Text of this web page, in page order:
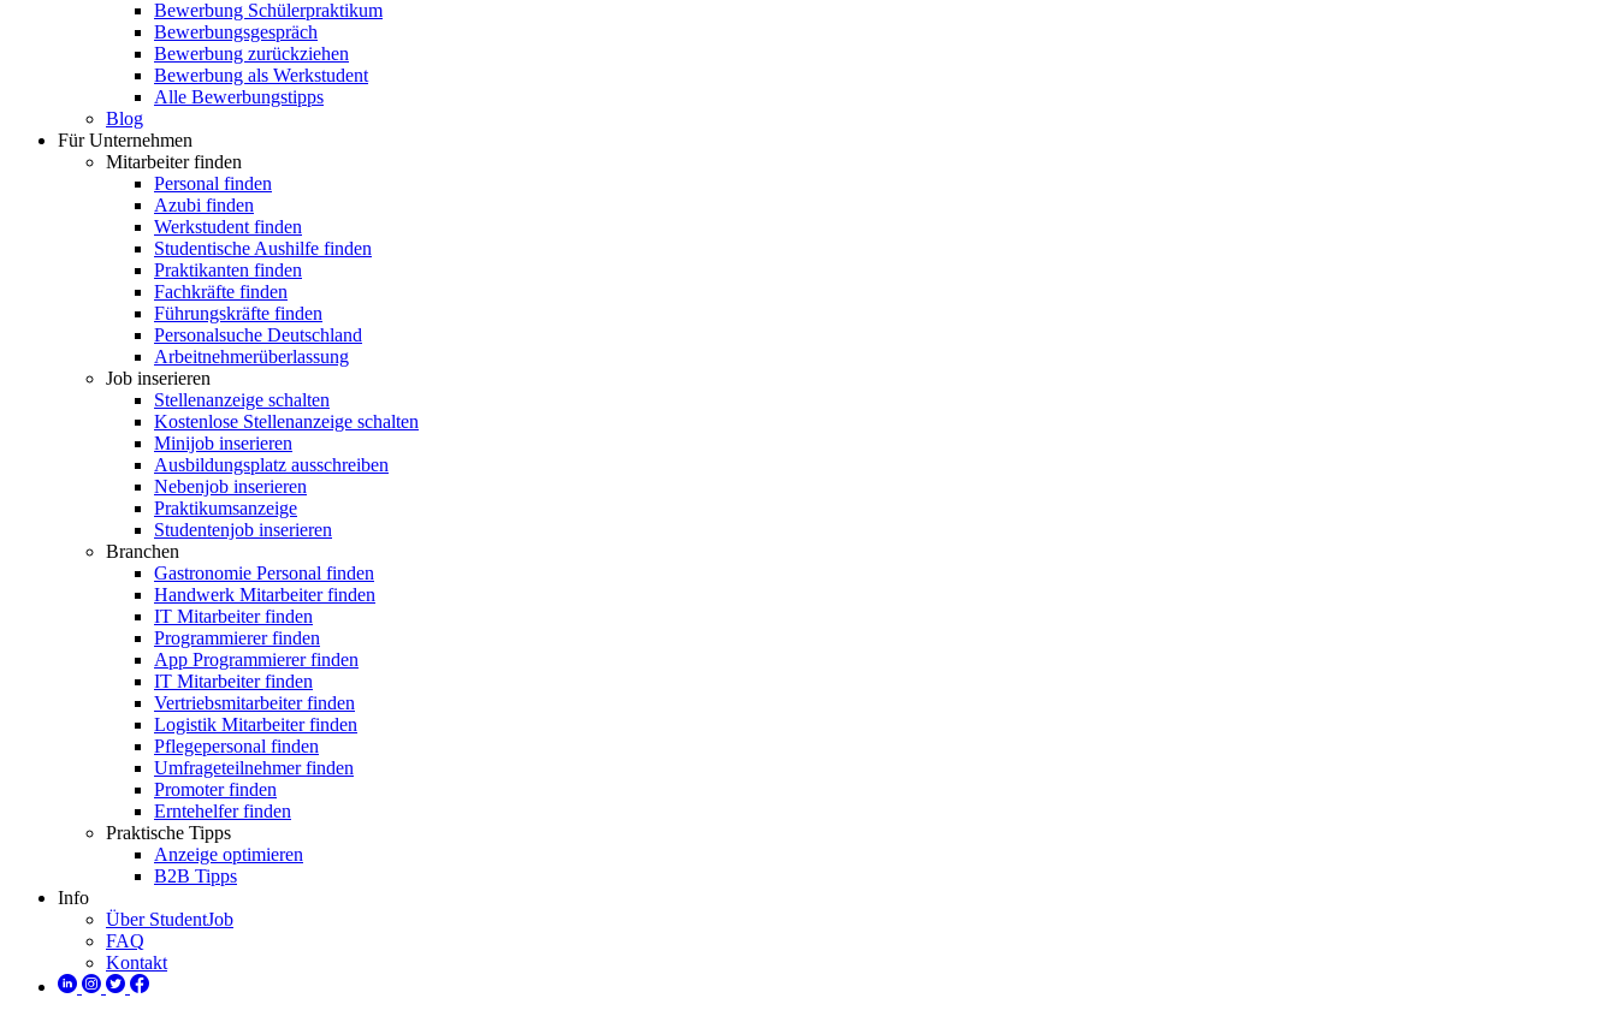
Bewerbung Schülerpraktikum
Bewerbungsgespräch
Bewerbung zurückziehen
Bewerbung als Werkstudent
Alle Bewerbungstipps
Blog
Für Unternehmen
Mitarbeiter finden
Personal finden
Azubi finden
Werkstudent finden
Studentische Aushilfe finden
Praktikanten finden
Fachkräfte finden
Führungskräfte finden
Personalsuche Deutschland
Arbeitnehmerüberlassung
Job inserieren
Stellenanzeige schalten
Kostenlose Stellenanzeige schalten
Minijob inserieren
Ausbildungsplatz ausschreiben
Nebenjob inserieren
Praktikumsanzeige
Studentenjob inserieren
Branchen
Gastronomie Personal finden
Handwerk Mitarbeiter finden
IT Mitarbeiter finden
Programmierer finden
App Programmierer finden
IT Mitarbeiter finden
Vertriebsmitarbeiter finden
Logistik Mitarbeiter finden
Pflegepersonal finden
Umfrageteilnehmer finden
Promoter finden
Erntehelfer finden
Praktische Tipps
Anzeige optimieren
B2B Tipps
Info
Über StudentJob
FAQ
Kontakt